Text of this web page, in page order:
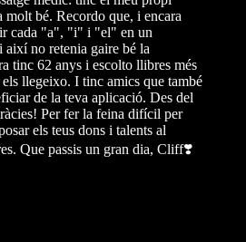
molt bé. Recordo que, i encara
cada "a", "i" i "el" en un
així no retenia gaire bé la
tinc 62 anys i escolto llibres més
llegeixo. I tinc amics que també
de la teva aplicació. Des del
Per fer la feina difícil per
els teus dons i talents al
Que passis un gran dia, Cliff❣️